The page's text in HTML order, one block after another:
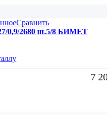
Сравнить
0,9/2680 ш.5/8 БИМЕТ
7